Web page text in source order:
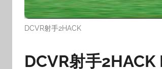
DCVR射手2HACK
DCVR射手2HACK